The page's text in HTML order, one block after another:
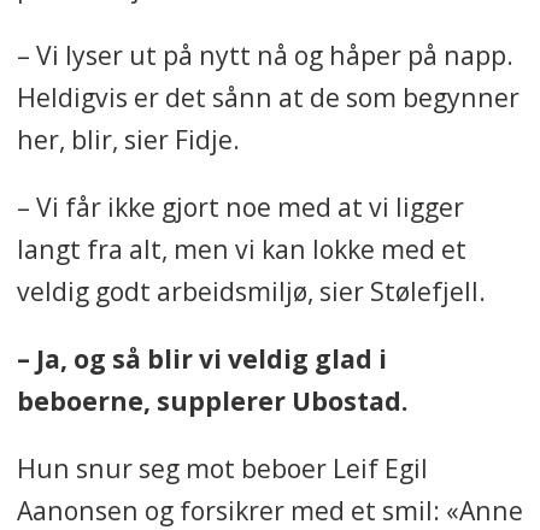
– Vi lyser ut på nytt nå og håper på napp.
Heldigvis er det sånn at de som begynner
her, blir, sier Fidje.
– Vi får ikke gjort noe med at vi ligger
langt fra alt, men vi kan lokke med et
veldig godt arbeidsmiljø, sier Stølefjell.
– Ja, og så blir vi veldig glad i
beboerne, supplerer Ubostad.
Hun snur seg mot beboer Leif Egil
Aanonsen og forsikrer med et smil: «Anne